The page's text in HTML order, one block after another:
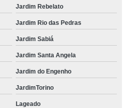
Jardim Rebelato
Jardim Rio das Pedras
Jardim Sabiá
Jardim Santa Angela
Jardim do Engenho
JardimTorino
Lageado